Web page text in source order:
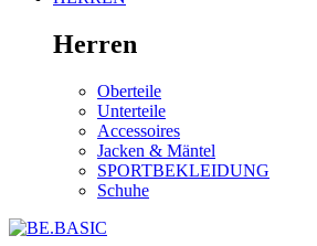
Herren
Oberteile
Unterteile
Accessoires
Jacken & Mäntel
SPORTBEKLEIDUNG
Schuhe